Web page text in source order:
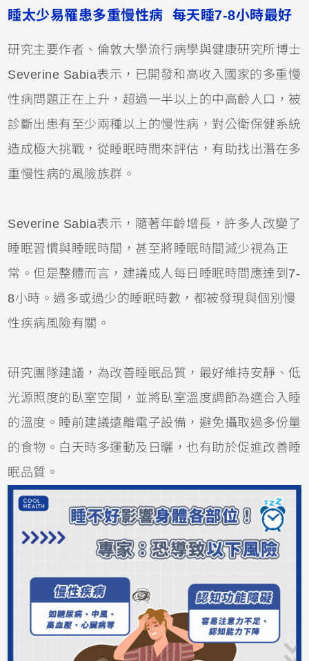
睡太少易罹患多重慢性病 每天睡7-8小時最好
研究主要作者、倫敦大學流行病學與健康研究所博士
Severine Sabia表示，已開發和高收入國家的多重慢
性病問題正在上升，超過一半以上的中高齡人口，被
診斷出患有至少兩種以上的慢性病，對公衛保健系統
造成極大挑戰，從睡眠時間來評估，有助找出潛在多
重慢性病的風險族群。
Severine Sabia表示，隨著年齡增長，許多人改變了
睡眠習慣與睡眠時間，甚至將睡眠時間減少視為正
常。但是整體而言，建議成人每日睡眠時間應達到7-
8小時。過多或過少的睡眠時數，都被發現與個別慢
性疾病風險有關。
研究團隊建議，為改善睡眠品質，最好維持安靜、低
光源照度的臥室空間，並將臥室溫度調節為適合入睡
的溫度。睡前建議遠離電子設備，避免攝取過多份量
的食物。白天時多運動及日曬，也有助於促進改善睡
眠品質。